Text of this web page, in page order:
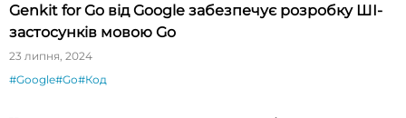
Genkit for Go від Google забезпечує розробку ШІ-
застосунків мовою Go
23 липня, 2024
#Google#Go#Код